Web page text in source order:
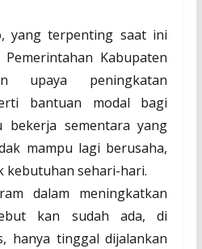
yang terpenting saat ini
Kabupaten
upaya peningkatan
bantuan modal bagi
bekerja sementara yang
mampu lagi berusaha,
kebutuhan sehari-hari.
dalam meningkatkan
kan sudah ada, di
hanya tinggal dijalankan